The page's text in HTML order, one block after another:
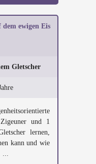
dem ewigen Eis
Gletscher
und 1
lernen,
kann und wie
...